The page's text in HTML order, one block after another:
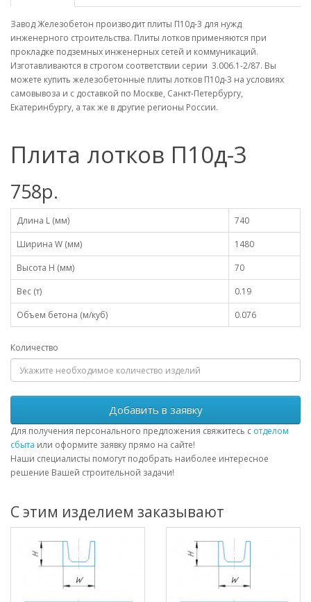
Завод Железобетон производит плиты П10д-3 для нужд
инженерного строительства. Плиты лотков применяются при
прокладке подземных инженерных сетей и коммуникаций.
Изготавливаются в строгом соответствии серии 3.006.1-2/87. Вы
можете купить железобетонные плиты лотков П10д-3 на условиях
самовывоза и с доставкой по Москве, Санкт-Петербургу,
Екатеринбургу, а так же в другие регионы России.
Плита лотков П10д-3
758р.
Длина L (мм)
740
Ширина W (мм)
1480
Высота H (мм)
70
Вес (т)
0.19
Объем бетона (м/куб)
0.076
Количество
Добавить в заявку
Для получения персонального предложения свяжитесь с отделом
сбыта или оформите заявку прямо на сайте!
Наши специалисты помогут подобрать наиболее интересное
решение Вашей строительной задачи!
С этим изделием заказывают